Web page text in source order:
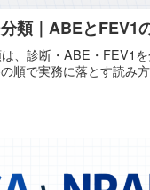
類｜ABEとFEV1
、診断・ABE・FEV1
で実務に落とす読み方